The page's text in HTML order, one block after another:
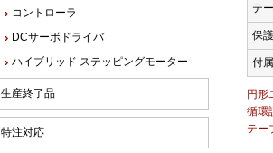
テ
保
付
円
循環
テー
コントローラ
DCサーボドライバ
ハイブリッド ステッピングモーター
生産終了品
特注対応